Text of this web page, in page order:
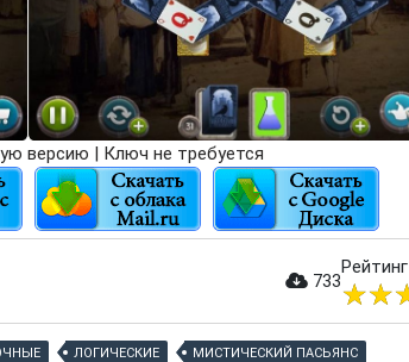
версию | Ключ не требуется
733
Рейтинг
ЛОГИЧЕСКИЕ
МИСТИЧЕСКИЙ ПАСЬЯНС